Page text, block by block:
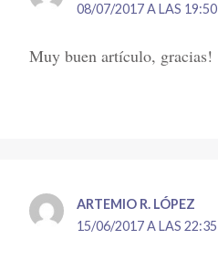
08/07/2017 A LAS 19:50
Muy buen artículo, gracias!
ARTEMIO R. LÓPEZ
15/06/2017 A LAS 22:35